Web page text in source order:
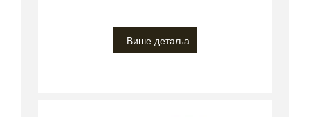
Више детаља